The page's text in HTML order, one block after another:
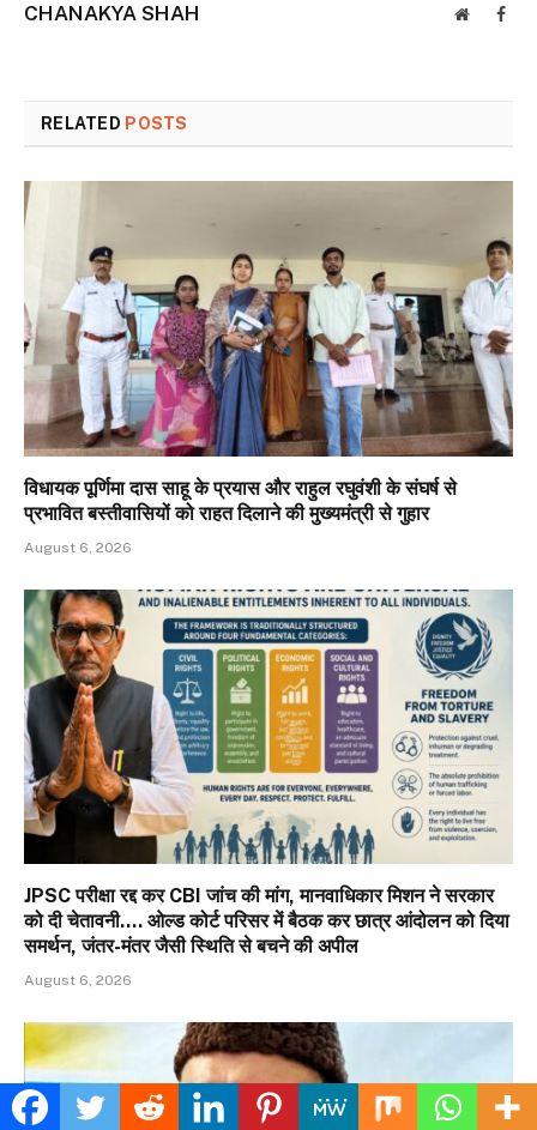
CHANAKYA SHAH Website
RELATED POSTS
विधायक पूर्णिमा दास साहू के प्रयास और राहुल रघुवंशी के संघर्ष से
प्रभावित बस्तीवासियों को राहत दिलाने की मुख्यमंत्री से गुहार
August 6, 2026
JPSC परीक्षा रद्द कर CBI जांच की मांग, मानवाधिकार मिशन ने सरकार
को दी चेतावनी…. ओल्ड कोर्ट परिसर में बैठक कर छात्र आंदोलन को दिया
समर्थन, जंतर-मंतर जैसी स्थिति से बचने की अपील
August 6, 2026